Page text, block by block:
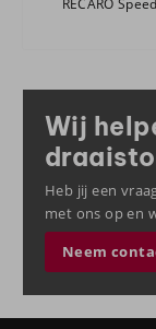
RECARO
Wij
Heb jij een
met ons op en
Neem